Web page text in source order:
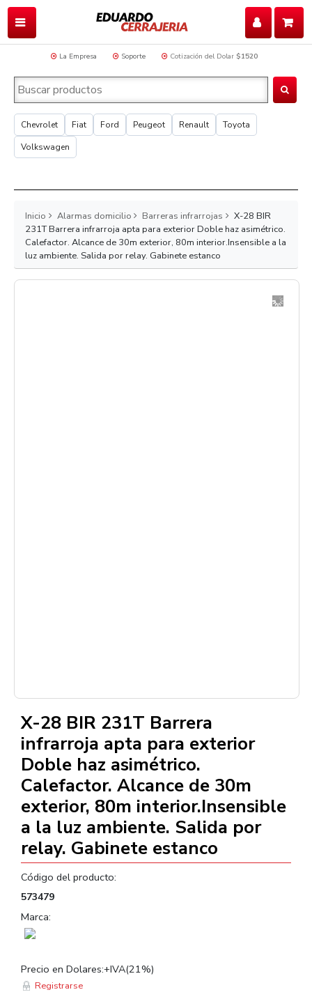
La Empresa Soporte Cotización del Dolar $1520
Chevrolet Fiat Ford Peugeot Renault
Toyota
Volkswagen
Inicio Alarmas domicilio Barreras infrarrojas
X-28 BIR
231T Barrera infrarroja apta para exterior Doble haz asimétrico.
Calefactor. Alcance de 30m exterior, 80m interior.Insensible a la
luz ambiente. Salida por relay. Gabinete estanco
X-28 BIR 231T Barrera
infrarroja apta para exterior
Doble haz asimétrico.
Calefactor. Alcance de 30m
exterior, 80m interior.Insensible
a la luz ambiente. Salida por
relay. Gabinete estanco
Código del producto:
573479
Marca:
Precio en Dolares:+IVA(21%)
Registrarse